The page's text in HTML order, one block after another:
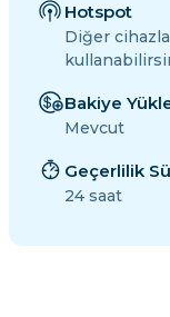
Hotspot
Diğer
Bakiye
Mevcut
Geçerlilik
24 saat